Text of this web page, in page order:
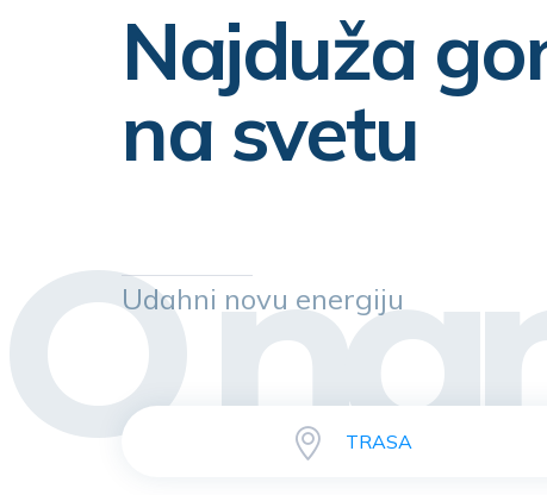
O
Najduža
na svetu
Udahni novu energiju
TRASA